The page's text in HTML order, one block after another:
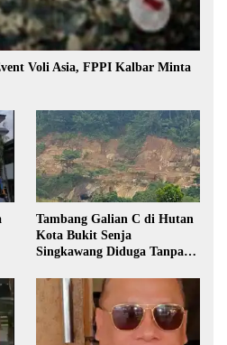
Voli Asia, FPPI Kalbar Minta
Tambang Galian C di Hutan
Kota Bukit Senja
Singkawang Diduga Tanpa